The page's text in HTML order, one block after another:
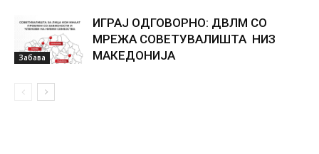
Забава
ИГРАЈ ОДГОВОРНО: ДВЛМ СО
МРЕЖА СОВЕТУВАЛИШТА НИЗ
МАКЕДОНИЈА